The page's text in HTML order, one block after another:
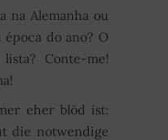
na Alemanha ou
do ano? O
Conte-me!
eher blöd ist:
die notwendige